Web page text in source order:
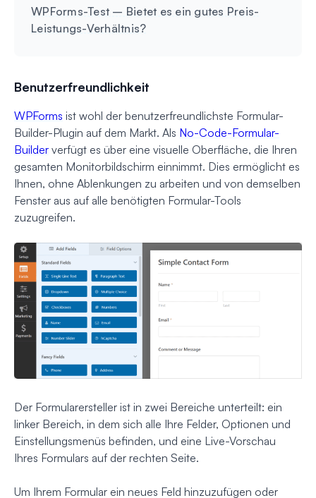
WPForms-Test – Bietet es ein gutes Preis-
Leistungs-Verhältnis?
Benutzerfreundlichkeit
WPForms ist wohl der benutzerfreundlichste Formular-
Builder-Plugin auf dem Markt. Als No-Code-Formular-
Builder verfügt es über eine visuelle Oberfläche, die Ihren
gesamten Monitorbildschirm einnimmt. Dies ermöglicht es
Ihnen, ohne Ablenkungen zu arbeiten und von demselben
Fenster aus auf alle benötigten Formular-Tools
zuzugreifen.
Der Formularersteller ist in zwei Bereiche unterteilt: ein
linker Bereich, in dem sich alle Ihre Felder, Optionen und
Einstellungsmenüs befinden, und eine Live-Vorschau
Ihres Formulars auf der rechten Seite.
Um Ihrem Formular ein neues Feld hinzuzufügen oder